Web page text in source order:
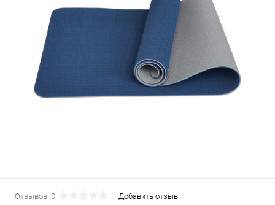
Отзывов: 0 Добавить отзыв